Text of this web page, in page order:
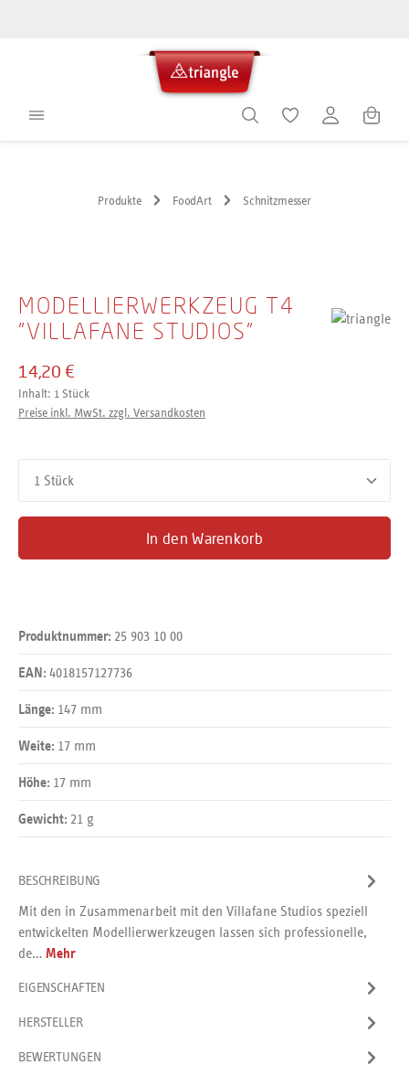
Produkte FoodArt Schnitzmesser
MODELLIERWERKZEUG T4
"VILLAFANE STUDIOS"
14,20 €
Inhalt: 1 Stück
Preise inkl. MwSt. zzgl. Versandkosten
In den Warenkorb
Produktnummer: 25 903 10 00
EAN: 4018157127736
Länge: 147 mm
Weite: 17 mm
Höhe: 17 mm
Gewicht: 21 g
BESCHREIBUNG
Mit den in Zusammenarbeit mit den Villafane Studios speziell
entwickelten Modellierwerkzeugen lassen sich professionelle,
de… Mehr
EIGENSCHAFTEN
HERSTELLER
BEWERTUNGEN